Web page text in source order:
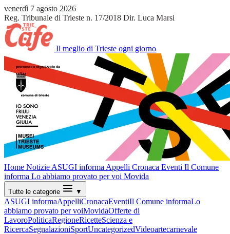
venerdì 7 agosto 2026
Reg. Tribunale di Trieste n. 17/2018 Dir. Luca Marsi
Il meglio di Trieste ogni giorno
Home Notizie ASUGI informa Appelli Cronaca Eventi Il Comune
informa Lo abbiamo provato per voi Movida
Tutte le categorie ▼
ASUGI informaAppelliCronacaEventiIl Comune informaLo
abbiamo provato per voiMovidaOfferte di
LavoroPoliticaRegioneRicetteScienza e
RicercaSegnalazioniSportUncategorizedVideoartecarnevale